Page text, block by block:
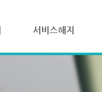
서비스해지